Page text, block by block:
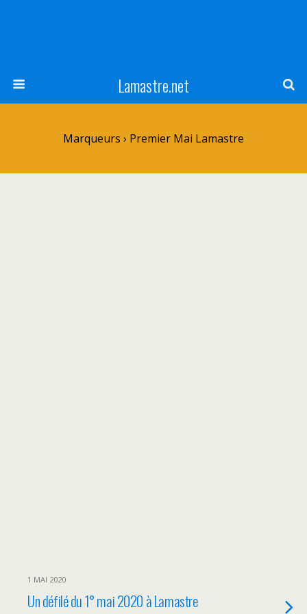
Lamastre.net
Marqueurs › Premier Mai Lamastre
1 MAI 2020
Un défilé du 1° mai 2020 à Lamastre